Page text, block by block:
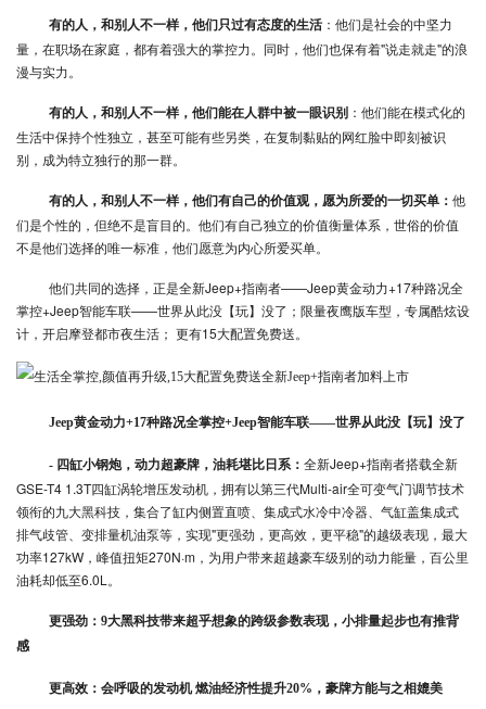
有的人，和别人不一样，他们只过有态度的生活 ：他们是社会的中坚力
量，在职场在家庭，都有着强大的掌控力。同时，他们也保有着"说走就走"的浪
漫与实力。
有的人，和别人不一样，他们能在人群中被一眼识别 ：他们能在模式化的
生活中保持个性独立，甚至可能有些另类，在复制黏贴的网红脸中即刻被识
别，成为特立独行的那一群。
有的人，和别人不一样，他们有自己的价值观，愿为所爱的一切买单： 他
们是个性的，但绝不是盲目的。他们有自己独立的价值衡量体系，世俗的价值
不是他们选择的唯一标准，他们愿意为内心所爱买单。
他们共同的选择，正是全新Jeep+指南者——Jeep黄金动力+17种路况全
掌控+Jeep智能车联——世界从此没【玩】没了；限量夜鹰版车型，专属酷炫设
计，开启摩登都市夜生活； 更有15大配置免费送。
Jeep黄金动力+17种路况全掌控+Jeep智能车联——世界从此没【玩】没了
- 四缸小钢炮，动力超豪牌，油耗堪比日系： 全新Jeep+指南者搭载全新
GSE-T4 1.3T四缸涡轮增压发动机，拥有以第三代Multi-air全可变气门调节技术
领衔的九大黑科技，集合了缸内侧置直喷、集成式水冷中冷器、气缸盖集成式
排气歧管、变排量机油泵等，实现"更强劲，更高效，更平稳"的越级表现，最大
功率127kW，峰值扭矩270N·m，为用户带来超越豪车级别的动力能量，百公里
油耗却低至6.0L。
更强劲：9大黑科技带来超乎想象的跨级参数表现，小排量起步也有推背
感
更高效：会呼吸的发动机 燃油经济性提升20%，豪牌方能与之相媲美